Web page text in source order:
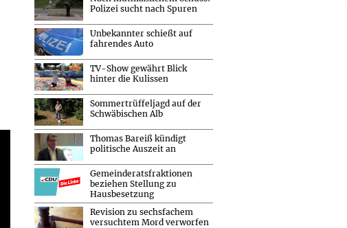
Polizei sucht nach Spuren
Unbekannter schießt auf
fahrendes Auto
TV-Show gewährt Blick
hinter die Kulissen
Sommertrüffeljagd auf der
Schwäbischen Alb
Thomas Bareiß kündigt
politische Auszeit an
Gemeinderatsfraktionen
beziehen Stellung zu
Hausbesetzung
Revision zu sechsfachem
versuchtem Mord verworfen